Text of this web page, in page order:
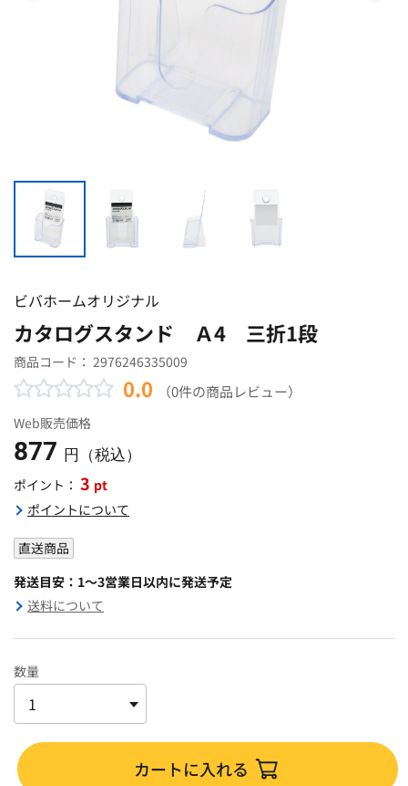
ビバホームオリジナル
カタログスタンド Ａ4 三折1段
商品コード： 2976246335009
0.0 （0件の商品レビュー）
Web販売価格
877 円（税込）
ポイント： 3 pt
ポイントについて
直送商品
発送目安：1～3営業日以内に発送予定
送料について
数量
カートに入れる